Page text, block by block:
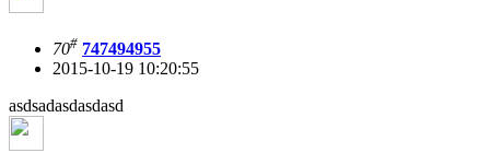
70# 747494955
2015-10-19 10:20:55
asdsadasdasdasd